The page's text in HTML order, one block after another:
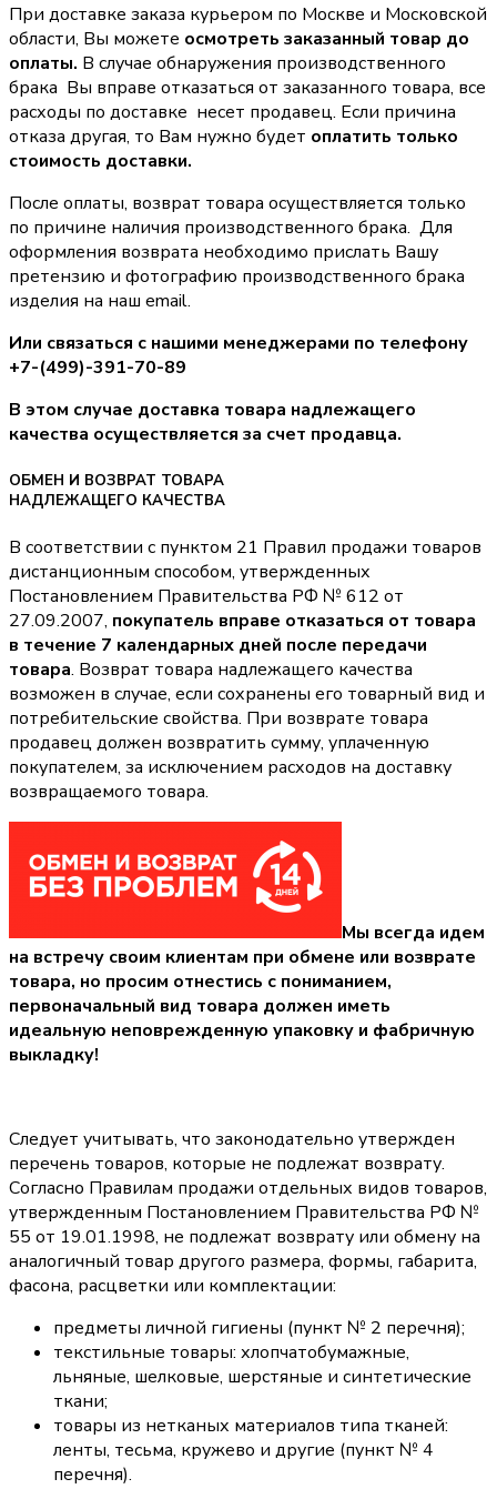
При доставке заказа курьером по Москве и Московской
области, Вы можете осмотреть заказанный товар до
оплаты. В случае обнаружения производственного
брака Вы вправе отказаться от заказанного товара, все
расходы по доставке несет продавец. Если причина
отказа другая, то Вам нужно будет оплатить только
стоимость доставки.
После оплаты, возврат товара осуществляется только
по причине наличия производственного брака. Для
оформления возврата необходимо прислать Вашу
претензию и фотографию производственного брака
изделия на наш email.
Или связаться с нашими менеджерами по телефону
+7-(499)-391-70-89
В этом случае доставка товара надлежащего
качества осуществляется за счет продавца.
ОБМЕН И ВОЗВРАТ ТОВАРА
НАДЛЕЖАЩЕГО КАЧЕСТВА
В соответствии с пунктом 21 Правил продажи товаров
дистанционным способом, утвержденных
Постановлением Правительства РФ № 612 от
27.09.2007, покупатель вправе отказаться от товара
в течение 7 календарных дней после передачи
товара. Возврат товара надлежащего качества
возможен в случае, если сохранены его товарный вид и
потребительские свойства. При возврате товара
продавец должен возвратить сумму, уплаченную
покупателем, за исключением расходов на доставку
возвращаемого товара.
Мы всегда идем
на встречу своим клиентам при обмене или возврате
товара, но просим отнестись с пониманием,
первоначальный вид товара должен иметь
идеальную неповрежденную упаковку и фабричную
выкладку!
Следует учитывать, что законодательно утвержден
перечень товаров, которые не подлежат возврату.
Согласно Правилам продажи отдельных видов товаров,
утвержденным Постановлением Правительства РФ №
55 от 19.01.1998, не подлежат возврату или обмену на
аналогичный товар другого размера, формы, габарита,
фасона, расцветки или комплектации:
предметы личной гигиены (пункт № 2 перечня);
текстильные товары: хлопчатобумажные,
льняные, шелковые, шерстяные и синтетические
ткани;
товары из нетканых материалов типа тканей:
ленты, тесьма, кружево и другие (пункт № 4
перечня).